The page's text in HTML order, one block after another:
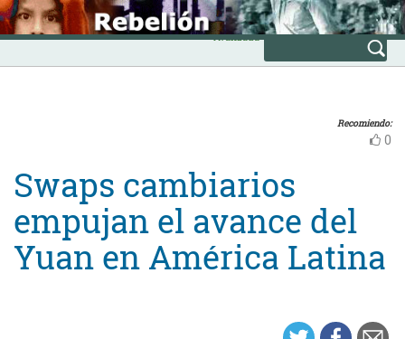
Skip
to
content
INICIO
Avanzada
Recomiendo:
0
Swaps cambiarios
empujan el avance del
Yuan en América Latina